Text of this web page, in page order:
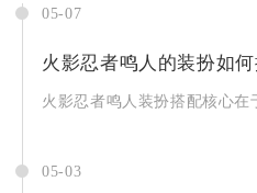
05-07
火影忍者鸣人的装扮如
火影忍者鸣人装扮搭配核心
05-03